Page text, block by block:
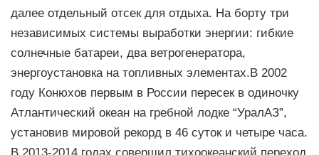
далее отдельный отсек для отдыха. На борту три
независимых системы выработки энергии: гибкие
солнечные батареи, два ветрогенератора,
энергоустановка на топливных элементах.В 2002
году Конюхов первым в России пересек в одиночку
Атлантический океан на гребной лодке “УралАЗ”,
установив мировой рекорд в 46 суток и четыре часа.
В 2013-2014 годах совершил тихоокеанский переход